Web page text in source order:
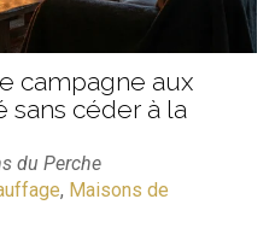
campagne aux
céder à la
du Perche
, Maisons de